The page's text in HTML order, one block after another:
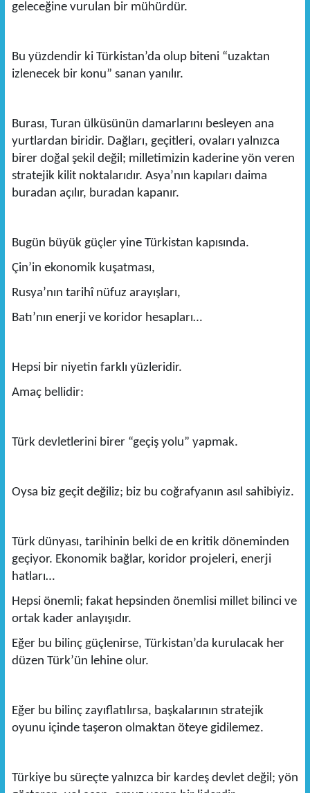
geleceğine vurulan bir mühürdür.
Bu yüzdendir ki Türkistan’da olup biteni “uzaktan
izlenecek bir konu” sanan yanılır.
Burası, Turan ülküsünün damarlarını besleyen ana
yurtlardan biridir. Dağları, geçitleri, ovaları yalnızca
birer doğal şekil değil; milletimizin kaderine yön veren
stratejik kilit noktalarıdır. Asya’nın kapıları daima
buradan açılır, buradan kapanır.
Bugün büyük güçler yine Türkistan kapısında.
Çin’in ekonomik kuşatması,
Rusya’nın tarihî nüfuz arayışları,
Batı’nın enerji ve koridor hesapları…
Hepsi bir niyetin farklı yüzleridir.
Amaç bellidir:
Türk devletlerini birer “geçiş yolu” yapmak.
Oysa biz geçit değiliz; biz bu coğrafyanın asıl sahibiyiz.
Türk dünyası, tarihinin belki de en kritik döneminden
geçiyor. Ekonomik bağlar, koridor projeleri, enerji
hatları…
Hepsi önemli; fakat hepsinden önemlisi millet bilinci ve
ortak kader anlayışıdır.
Eğer bu bilinç güçlenirse, Türkistan’da kurulacak her
düzen Türk’ün lehine olur.
Eğer bu bilinç zayıflatılırsa, başkalarının stratejik
oyunu içinde taşeron olmaktan öteye gidilemez.
Türkiye bu süreçte yalnızca bir kardeş devlet değil; yön